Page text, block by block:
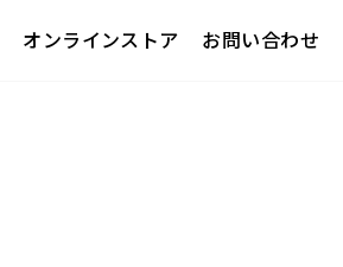
オンラインストア お問い合わせ